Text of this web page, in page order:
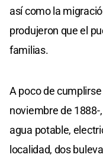
así como la
produjeron que el
familias.
A poco de
noviembre de 1888-
agua potable,
localidad, dos